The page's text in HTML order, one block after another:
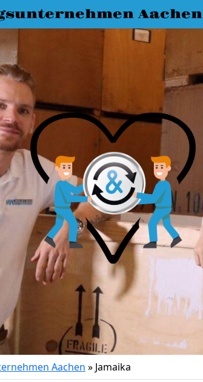
Aachen
Aachen » Jamaika